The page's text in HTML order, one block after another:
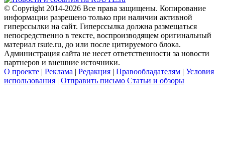
© Copyright 2014-2026 Все права защищены. Копирование
информации разрешено только при наличии активной
гиперссылки на сайт. Гиперссылка должна размещаться
непосредственно в тексте, воспроизводящем оригинальный
материал rsute.ru, до или после цитируемого блока.
Администрация сайта не несет ответственности за новости
партнеров и внешние источники.
О проекте | Реклама | Редакция | Правообладателям | Условия
использования | Отправить письмо Статьи и обзоры